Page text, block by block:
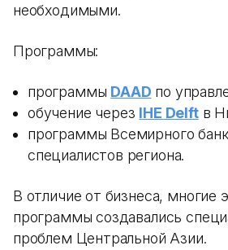
необходимыми.
Программы:
программы DAAD по
обучение через IHE Delftв
программы Всемирного
специалистов региона.
В отличие от бизнеса, многие
программы создавались
проблем Центральной Азии.